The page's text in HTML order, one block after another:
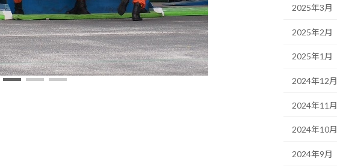
2025年3月
2025年2月
2025年1月
2024年12月
2024年11月
2024年10月
2024年9月